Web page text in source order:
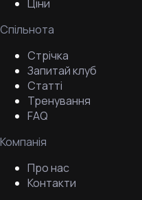
Ціни
Спільнота
Стрічка
Запитай клуб
Статті
Тренування
FAQ
Компанія
Про нас
Контакти